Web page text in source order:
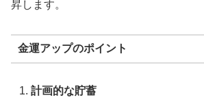
昇します。
金運アップのポイント
計画的な貯蓄